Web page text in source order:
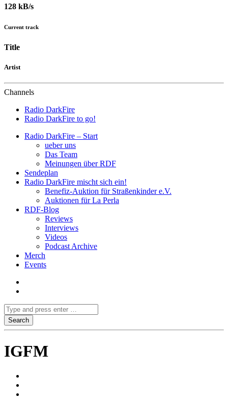
128 kB/s
Current track
Title
Artist
Channels
Radio DarkFire
Radio DarkFire to go!
Radio DarkFire – Start
ueber uns
Das Team
Meinungen über RDF
Sendeplan
Radio DarkFire mischt sich ein!
Benefiz-Auktion für Straßenkinder e.V.
Auktionen für La Perla
RDF-Blog
Reviews
Interviews
Videos
Podcast Archive
Merch
Events
IGFM